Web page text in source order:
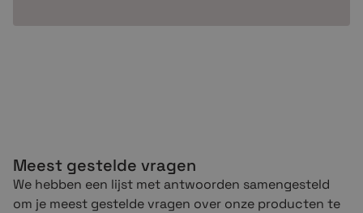
Meest gestelde vragen
We hebben een lijst met antwoorden samengesteld
om je meest gestelde vragen over onze producten te